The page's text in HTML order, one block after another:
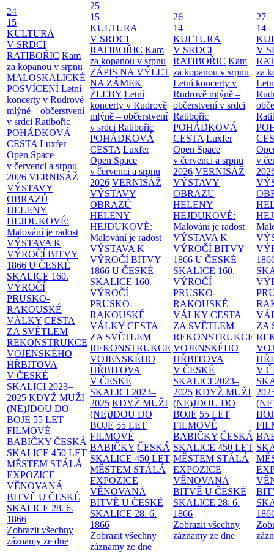
24
15
KULTURA
V SRDCI
RATIBOŘIC Kam
za kopanou v srpnu
MALOSKALICKÉ
POSVÍCENÍ Letní
koncerty v Rudrově
mlýně – občerstvení
v srdci Ratibořic
POHÁDKOVÁ
CESTA Luxfer
Open Space
v červenci a srpnu
2026 VERNISÁŽ
VÝSTAVY
OBRAZŮ
HELENY
HEJDUKOVÉ:
Malování je radost
VÝSTAVA K
VÝROČÍ BITVY
1866 U ČESKÉ
SKALICE 160.
VÝROČÍ
PRUSKO-
RAKOUSKÉ
VÁLKY CESTA
ZA SVĚTLEM
REKONSTRUKCE
VOJENSKÉHO
HŘBITOVA
V ČESKÉ
SKALICI 2023–
2025 KDYŽ MUŽI
(NE)JDOU DO
BOJE 55 LET
FILMOVÉ
BABIČKY ČESKÁ
SKALICE 450 LET
MĚSTEM STÁLÁ
EXPOZICE
VĚNOVANÁ
BITVĚ U ČESKÉ
SKALICE 28. 6.
1866
Zobrazit všechny
záznamy ze dne
25
15
KULTURA
V SRDCI
RATIBOŘIC Kam
za kopanou v srpnu
ZÁPIS NA VÝLET
NA ZÁMEK
ŽLEBY Letní
koncerty v Rudrově
mlýně – občerstvení
v srdci Ratibořic
POHÁDKOVÁ
CESTA Luxfer
Open Space
v červenci a srpnu
2026 VERNISÁŽ
VÝSTAVY
OBRAZŮ
HELENY
HEJDUKOVÉ:
Malování je radost
VÝSTAVA K
VÝROČÍ BITVY
1866 U ČESKÉ
SKALICE 160.
VÝROČÍ
PRUSKO-
RAKOUSKÉ
VÁLKY CESTA
ZA SVĚTLEM
REKONSTRUKCE
VOJENSKÉHO
HŘBITOVA
V ČESKÉ
SKALICI 2023–
2025 KDYŽ MUŽI
(NE)JDOU DO
BOJE 55 LET
FILMOVÉ
BABIČKY ČESKÁ
SKALICE 450 LET
MĚSTEM STÁLÁ
EXPOZICE
VĚNOVANÁ
BITVĚ U ČESKÉ
SKALICE 28. 6.
1866
Zobrazit všechny
záznamy ze dne
26
14
KULTURA
V SRDCI
RATIBOŘIC Kam
za kopanou v srpnu
Letní koncerty v
Rudrově mlýně –
občerstvení v srdci
Ratibořic
POHÁDKOVÁ
CESTA Luxfer
Open Space
v červenci a srpnu
2026 VERNISÁŽ
VÝSTAVY
OBRAZŮ
HELENY
HEJDUKOVÉ:
Malování je radost
VÝSTAVA K
VÝROČÍ BITVY
1866 U ČESKÉ
SKALICE 160.
VÝROČÍ
PRUSKO-
RAKOUSKÉ
VÁLKY CESTA
ZA SVĚTLEM
REKONSTRUKCE
VOJENSKÉHO
HŘBITOVA
V ČESKÉ
SKALICI 2023–
2025 KDYŽ MUŽI
(NE)JDOU DO
BOJE 55 LET
FILMOVÉ
BABIČKY ČESKÁ
SKALICE 450 LET
MĚSTEM STÁLÁ
EXPOZICE
VĚNOVANÁ
BITVĚ U ČESKÉ
SKALICE 28. 6.
1866
Zobrazit všechny
záznamy ze dne
27
14
V
za
v
ZA
V